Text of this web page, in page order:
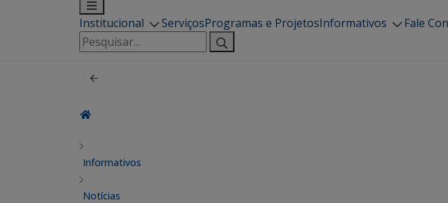
Institucional ServiçosProgramas e ProjetosInformativos
Fale
Pesquisar
por:
Informativos
Notícias